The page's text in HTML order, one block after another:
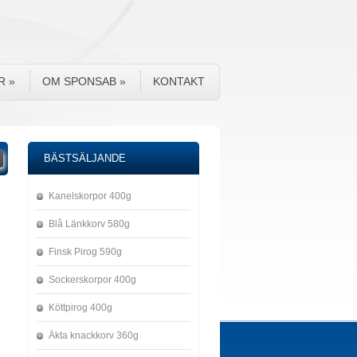
» OM SPONSAB » KONTAKT
BÄSTSÄLJANDE
Kanelskorpor 400g
Blå Länkkorv 580g
Finsk Pirog 590g
Sockerskorpor 400g
Köttpirog 400g
Äkta knackkorv 360g